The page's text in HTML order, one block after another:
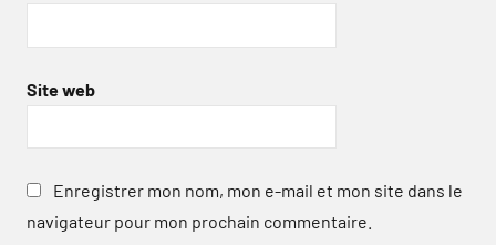
Site web
Enregistrer mon nom, mon e-mail et mon site dans le
navigateur pour mon prochain commentaire.